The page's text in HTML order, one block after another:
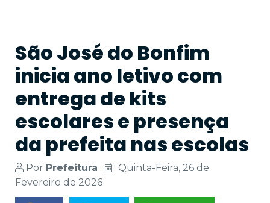
São José do Bonfim
inicia ano letivo com
entrega de kits
escolares e presença
da prefeita nas escolas
Por Prefeitura
Quinta-Feira, 26 de
Fevereiro de 2026